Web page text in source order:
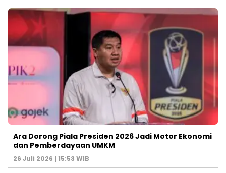
Ara Dorong Piala Presiden 2026 Jadi Motor Ekonomi
dan Pemberdayaan UMKM
26 Juli 2026 | 15:53 WIB